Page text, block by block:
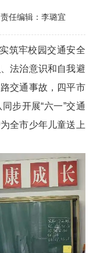
责任编辑：李璐宜
筑牢校园交通安全
法治意识和自我避
交通事故，四平市
步开展“六一”交通
全市少年儿童送上